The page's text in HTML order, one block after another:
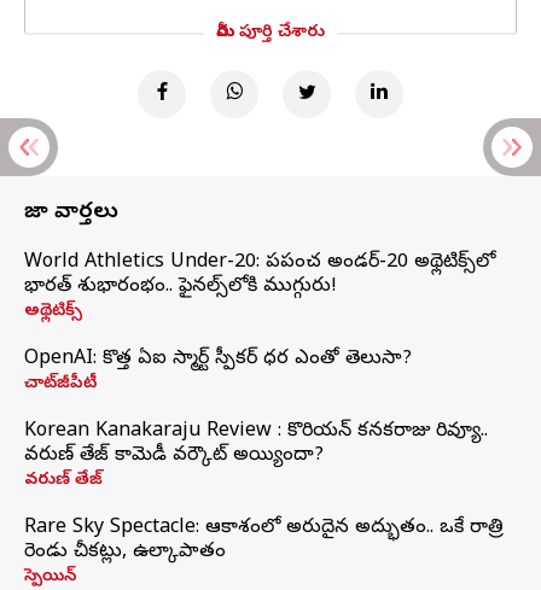
మీరు పూర్తి చేశారు
తాజా వార్తలు
World Athletics Under-20: ప్రపంచ అండర్-20 అథ్లెటిక్స్‌లో
భారత్‌ శుభారంభం.. ఫైనల్స్‌లోకి ముగ్గురు!
అథ్లెటిక్స్
OpenAI: కొత్త ఏఐ స్మార్ట్ స్పీకర్ ధర ఎంతో తెలుసా?
చాట్‌జీపీటీ
Korean Kanakaraju Review : కొరియన్ కనకరాజు రివ్యూ..
వరుణ్ తేజ్ కామెడీ వర్కౌట్ అయ్యిందా?
వరుణ్ తేజ్
Rare Sky Spectacle: ఆకాశంలో అరుదైన అద్భుతం.. ఒకే రాత్రి
రెండు చీకట్లు, ఉల్కాపాతం
స్పెయిన్